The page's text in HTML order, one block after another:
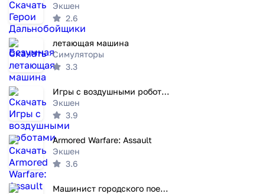
Экшен
2.6
летающая машина
Симуляторы
3.3
Игры с воздушными роботами
Экшен
3.9
Armored Warfare: Assault
Экшен
3.6
Машинист городского поезда (симулятор поезда)